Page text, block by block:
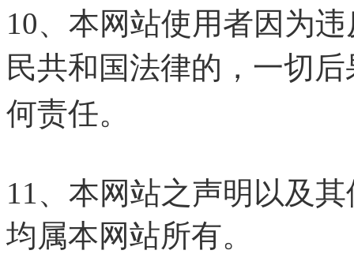
10、本网站使用者因为
民共和国法律的，一切
何责任。
11、本网站之声明以及
均属本网站所有。